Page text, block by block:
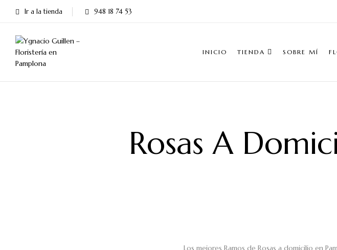
Ir a la tienda 948 18 74 53
INICIO TIENDA SOBRE MÍ
Rosas A
Los mejores Ramos de Rosas a domicilio en